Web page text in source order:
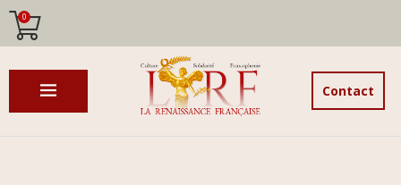
0
Contact